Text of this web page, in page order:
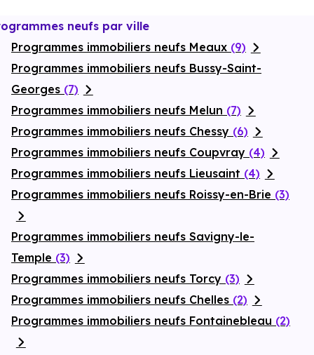
Financer
neufs par ville
Programmes immobiliers neufs Meaux (9)
Programmes immobiliers neufs Bussy-Saint-
Georges (7)
Programmes immobiliers neufs Melun (7)
Programmes immobiliers neufs Chessy (6)
Programmes immobiliers neufs Coupvray (4)
Programmes immobiliers neufs Lieusaint (4)
Programmes immobiliers neufs Roissy-en-Brie (3)
Programmes immobiliers neufs Savigny-le-
Temple (3)
Programmes immobiliers neufs Torcy (3)
Programmes immobiliers neufs Chelles (2)
Programmes immobiliers neufs Fontainebleau (2)